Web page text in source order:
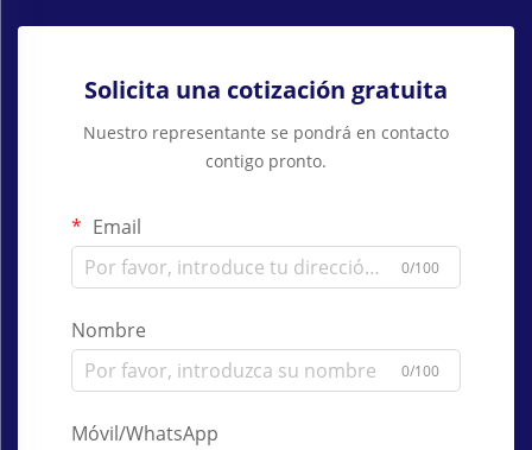
Solicita una cotización gratuita
Nuestro representante se pondrá en contacto
contigo pronto.
Email
0/100
Nombre
0/100
Móvil/WhatsApp